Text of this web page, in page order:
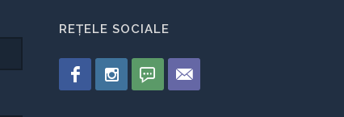
REȚELE SOCIALE